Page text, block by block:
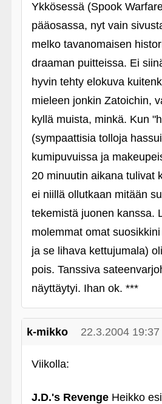
Ykkösessä (Spook
pääosassa, nyt vain
melko tavanomaisen
draaman puitteissa. Ei
hyvin tehty elokuva
mieleen jonkin Zatoichin,
kyllä muista, minkä. Kun
(sympaattisia tolloja
kumipuvuissa ja
20 minuutin aikana tulivat
ei niillä ollutkaan mitään
tekemistä juonen kanssa.
molemmat omat
ja se lihava kettujumala)
pois. Tanssiva
näyttäytyi. Ihan ok. ***
k-mikko 22.3.2004 19:37
Viikolla:
J.D.'s RevengeHeikko